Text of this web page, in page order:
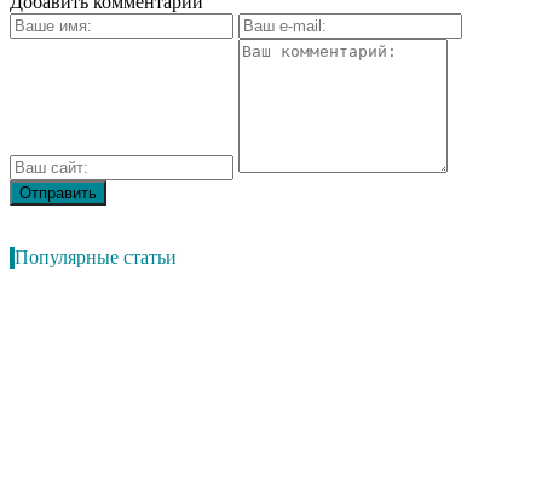
Популярные статьи